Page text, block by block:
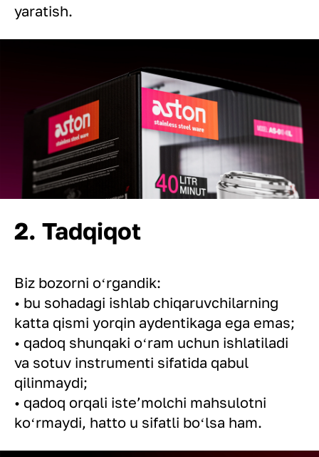
yaratish.
2. Tadqiqot
Biz bozorni oʻrgandik:
• bu sohadagi ishlab chiqaruvchilarning
katta qismi yorqin aydentikaga ega emas;
• qadoq shunqaki oʻram uchun ishlatiladi
va sotuv instrumenti sifatida qabul
qilinmaydi;
• qadoq orqali isteʼmolchi mahsulotni
koʻrmaydi, hatto u sifatli boʻlsa ham.